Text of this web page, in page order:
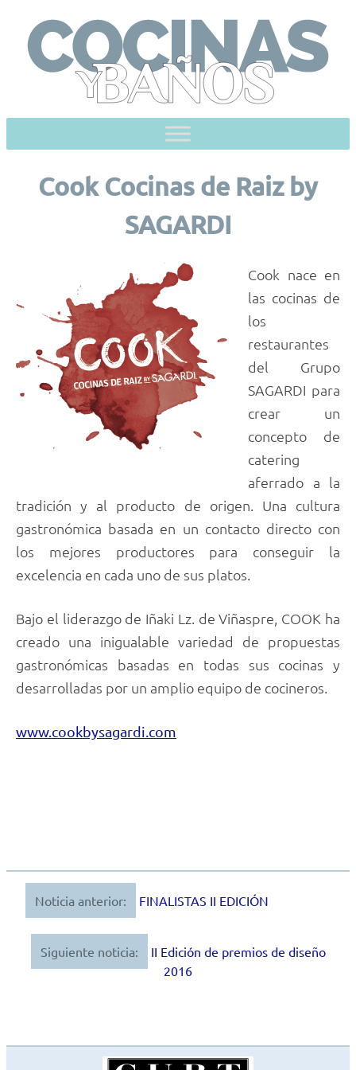
content
Cook Cocinas de Raiz by
SAGARDI
Cook nace en
las cocinas de
los
restaurantes
del Grupo
SAGARDI para
crear un
concepto de
catering
aferrado a la
tradición y al producto de origen. Una cultura
gastronómica basada en un contacto directo con
los mejores productores para conseguir la
excelencia en cada uno de sus platos.
Bajo el liderazgo de Iñaki Lz. de Viñaspre, COOK ha
creado una inigualable variedad de propuestas
gastronómicas basadas en todas sus cocinas y
desarrolladas por un amplio equipo de cocineros.
www.cookbysagardi.com
Navegación
entradas
Noticia anterior: FINALISTAS II EDICIÓN
Siguiente noticia:
II Edición de premios de diseño
2016